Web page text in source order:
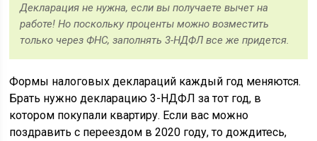
Декларация не нужна, если вы получаете вычет на
работе! Но поскольку проценты можно возместить
только через ФНС, заполнять 3-НДФЛ все же придется.
Формы налоговых деклараций каждый год меняются.
Брать нужно декларацию 3-НДФЛ за тот год, в
котором покупали квартиру. Если вас можно
поздравить с переездом в 2020 году, то дождитесь,